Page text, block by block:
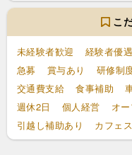
こ
未経験者歓迎 経験者優遇
急募
賞与あり 研修制
交通費支給
食事補助
週休2日
個人経営 オ
引越し補助あり
カフェ